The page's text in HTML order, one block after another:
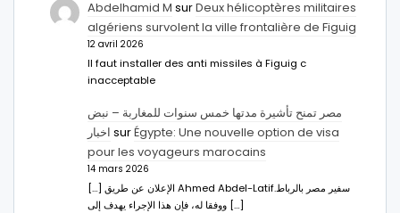
Abdelhamid M surDeux hélicoptères militaires
algériens survolent la ville frontalière de Figuig
12 avril 2026
Il faut installer des anti missiles à Figuig c
inacceptable
مصر تمنح تأشيرة مدتها خمس سنوات للمغاربة – نبض
اخبار surÉgypte: Une nouvelle option de visa
pour les voyageurs marocains
14 mars 2026
[…] الإعلان عن طريق Ahmed Abdel-Latifسفير مصر بالرباط.
ووفقا له، فإن هذا الإجراء يهدف إلى […]